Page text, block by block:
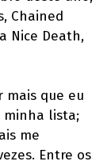
Chained
Nice Death,
mais que eu
minha lista;
me
Entre os